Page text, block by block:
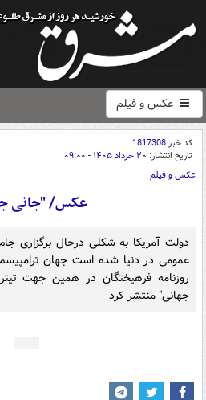
عکس و فیلم
کد خبر1817308
تاریخ انتشار: ۲۰ خرداد ۱۴۰۵ - ۰۹:۰۰
عکس و فیلم
عکس/ "جانی
دولت آمریکا به شکلی درحال برگزاری
عمومی در دنیا شده است جهان
روزنامه فرهیختگان در همین جهت
جهانی" منتشر کرد